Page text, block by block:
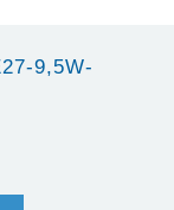
9,5W-